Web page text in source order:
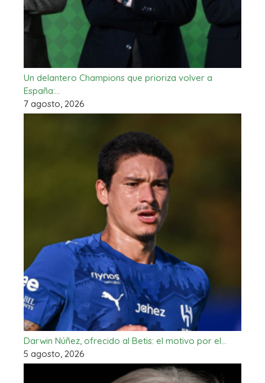
Un delantero Champions que prioriza volver a
España:…
7 agosto, 2026
Darwin Núñez, ofrecido al Betis: el motivo por el…
5 agosto, 2026